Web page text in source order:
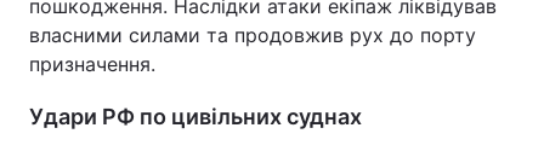
пошкодження. Наслідки атаки екіпаж ліквідував
власними силами та продовжив рух до порту
призначення.
Удари РФ по цивільних суднах